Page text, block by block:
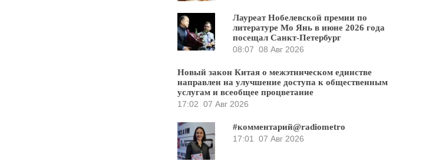
Лауреат Нобелевской премии по
литературе Мо Янь в июне 2026 года
посещал Санкт-Петербург
08:07 08 Авг 2026
Новый закон Китая о межэтническом единстве
направлен на улучшение доступа к общественным
услугам и всеобщее процветание
17:02 07 Авг 2026
#комментарий@radiometro
17:01
07 Авг 2026